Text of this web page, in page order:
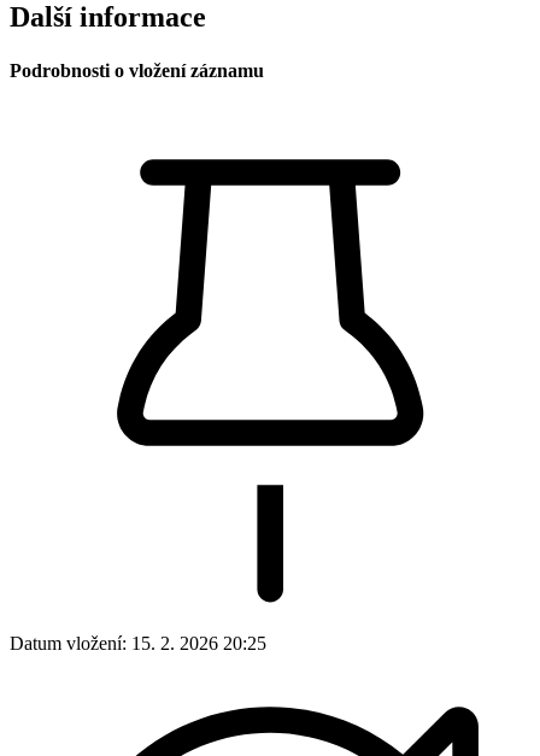
Další informace
Podrobnosti o vložení záznamu
Datum vložení: 15. 2. 2026 20:25